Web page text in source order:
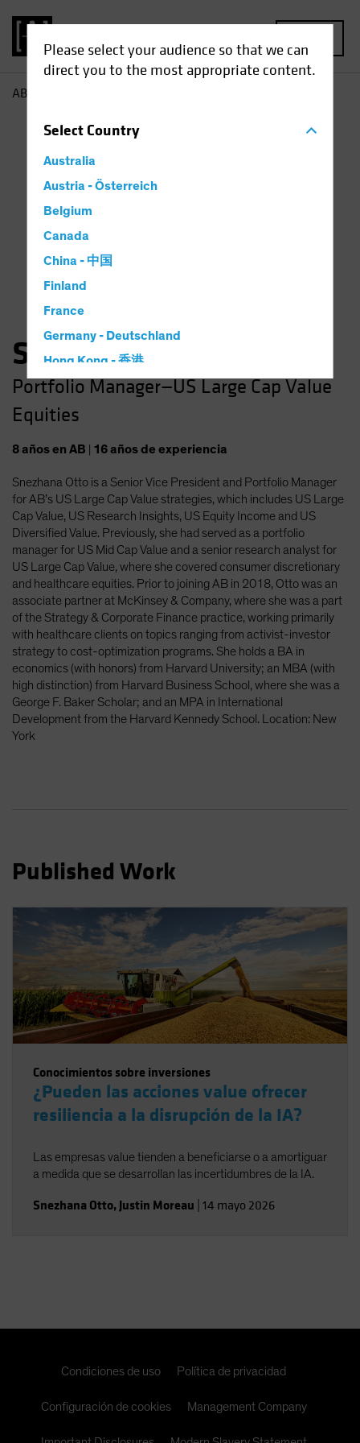
Please select your audience so that we can
direct you to the most appropriate content.
SelectCountry
Australia
Austria - Österreich
Belgium
Canada
China - 中国
Finland
France
Germany - Deutschland
Hong Kong - 香港
Hungary
Iceland
Latin America
Luxembourg and Other EMEA
Netherlands
New Zealand
Norway
Other Asia-Pacific
Poland
Portugal
Singapore
South Korea - 대한민국
United States (US Citizens)
AB
Snezhana Otto
Portfolio Manager—US Large Cap Value
Equities
8añosen AB 16añosde experiencia
Snezhana Otto is a Senior Vice President and Portfolio Manager
for AB’s US Large Cap Value strategies, which includes US Large
Cap Value, US Research Insights, US Equity Income and US
Diversified Value. Previously, she had served as a portfolio
manager for US Mid Cap Value and a senior research analyst for
US Large Cap Value, where she covered consumer discretionary
and healthcare equities. Prior to joining AB in 2018, Otto was an
associate partner at McKinsey & Company, where she was a part
of the Strategy & Corporate Finance practice, working primarily
with healthcare clients on topics ranging from activist-investor
strategy to cost-optimization programs. She holds a BA in
economics (with honors) from Harvard University; an MBA (with
high distinction) from Harvard Business School, where she was a
George F. Baker Scholar; and an MPA in International
Development from the Harvard Kennedy School. Location: New
York
Published Work
Conocimientos sobre inversiones
¿Pueden las acciones value ofrecer
resiliencia a la disrupción de la IA?
Las empresas value tienden a beneficiarse o a amortiguar
a medida que se desarrollan las incertidumbres de la IA.
Snezhana Otto, Justin Moreau 14 mayo 2026
Condiciones de uso Política de privacidad
Configuración de cookies Management Company